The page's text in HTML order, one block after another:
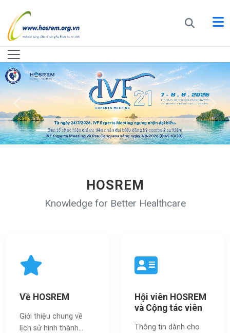
HOSREM
Knowledge for Better Healthcare
Về HOSREM
Giới thiệu chung về
lịch sử hình thành...
Hội viên HOSREM
và Cộng tác viên
Thông tin dành cho